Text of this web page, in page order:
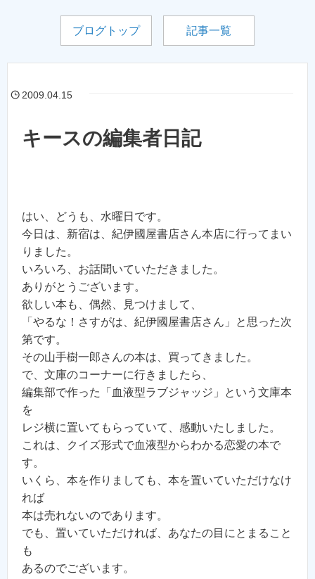
ブログトップ 記事一覧
2009.04.15
キースの編集者日記
はい、どうも、水曜日です。
今日は、新宿は、紀伊國屋書店さん本店に行ってまい
りました。
いろいろ、お話聞いていただきました。
ありがとうございます。
欲しい本も、偶然、見つけまして、
「やるな！さすがは、紀伊國屋書店さん」と思った次
第です。
その山手樹一郎さんの本は、買ってきました。
で、文庫のコーナーに行きましたら、
編集部で作った「血液型ラブジャッジ」という文庫本
を
レジ横に置いてもらっていて、感動いたしました。
これは、クイズ形式で血液型からわかる恋愛の本で
す。
いくら、本を作りましても、本を置いていただけなけ
れば
本は売れないのであります。
でも、置いていただければ、あなたの目にとまること
も
あるのでございます。